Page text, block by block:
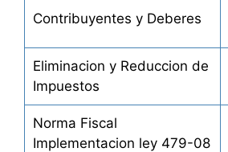
Contribuyentes y Deberes
Eliminacion y Reduccion de
Impuestos
Norma Fiscal
Implementacion ley 479-08